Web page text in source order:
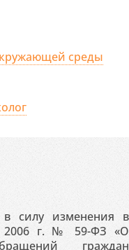
среды
силу изменения в
2006 г. № 59-ФЗ «О
граждан